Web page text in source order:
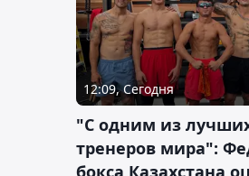
12:09, Сегодня
"С одним из
тренеров мира":